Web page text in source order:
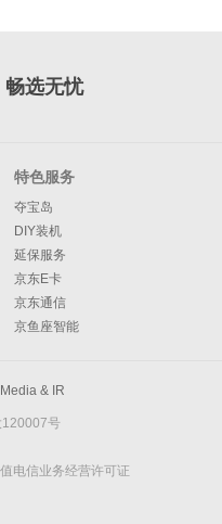
畅选无忧
特色服务
夺宝岛
DIY装机
延保服务
京东E卡
京东通信
京鱼座智能
Media & IR
120007号
电信业务经营许可证